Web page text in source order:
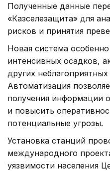
Полученные данные
«Казселезащита» для
рисков и принятия
Новая система
интенсивных осадков,
других
Автоматизация
получения информации
и повысить
потенциальные угрозы.
Установка станций
международного
уязвимости населения